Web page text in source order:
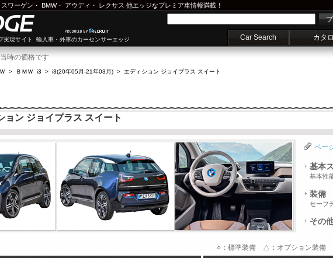
ワーゲン ・ BMW・ アウディ ・ レクサス 他エッジなプレミア車情報満載！
実現サイト 輸入車・外車のカーセンサーエッジ Car Search カタ
時の価格です
> ＢＭＷ i3 > i3(20年05月-21年03月) > エディション ジョイプラス スイート
ョン ジョイプラス スイート
ペー
基本
基本性
装備
セーフ
その
○：標準装備 △：オプション装備 -